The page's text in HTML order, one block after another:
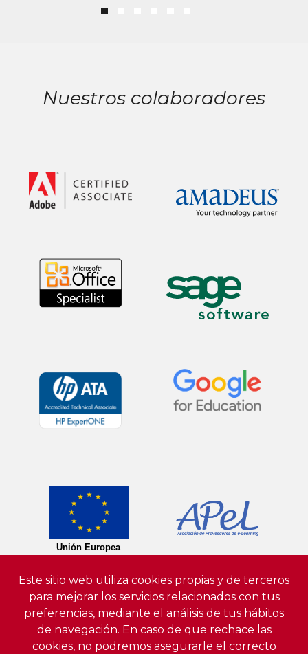
Nuestros colaboradores
Este sitio web utiliza cookies propias y de terceros
para mejorar los servicios relacionados con tus
preferencias, mediante el análisis de tus hábitos
de navegación. En caso de que rechace las
cookies, no podremos asegurarle el correcto